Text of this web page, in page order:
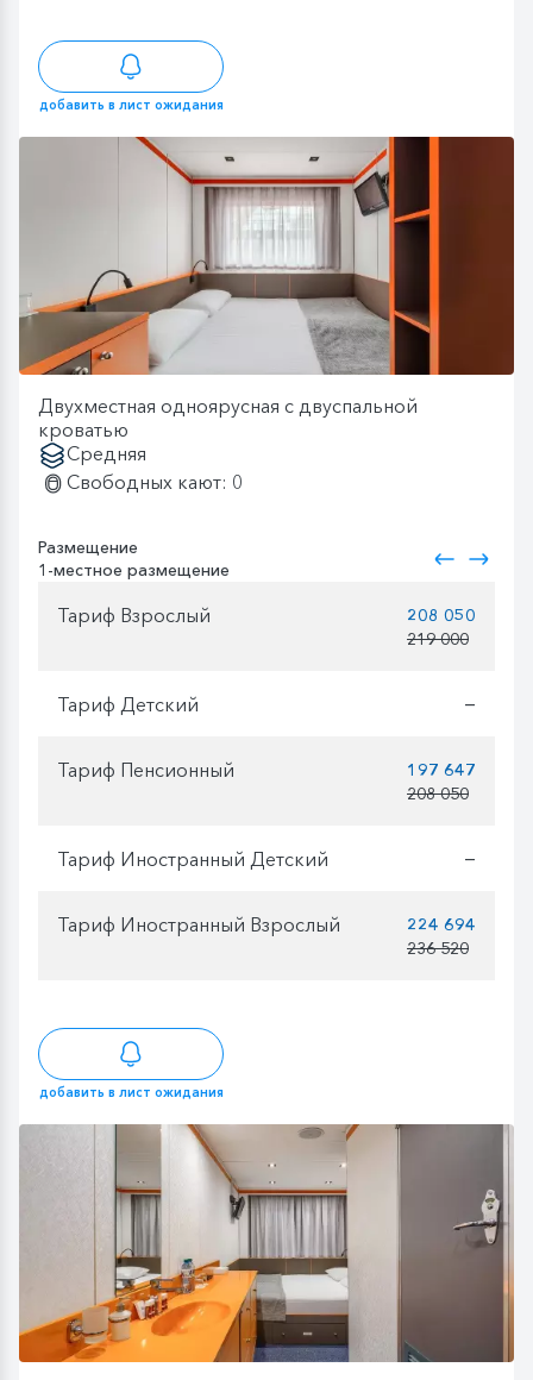
добавить в лист ожидания
Двухместная одноярусная с двуспальной
кроватью
Средняя
Свободных кают: 0
Размещение
1-местное размещение
Тариф Взрослый
208 050
219 000
Тариф Детский —
Тариф Пенсионный
197 647
208 050
Тариф Иностранный Детский —
Тариф Иностранный Взрослый
224 694
236 520
добавить в лист ожидания